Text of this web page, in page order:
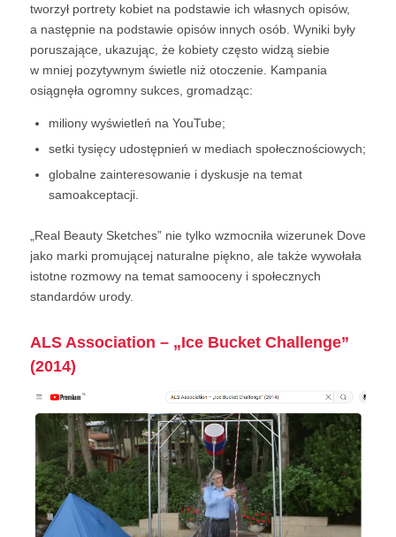
tworzył portrety kobiet na podstawie ich własnych opisów,
a następnie na podstawie opisów innych osób. Wyniki były
poruszające, ukazując, że kobiety często widzą siebie
w mniej pozytywnym świetle niż otoczenie. Kampania
osiągnęła ogromny sukces, gromadząc:
miliony wyświetleń na YouTube;
setki tysięcy udostępnień w mediach społecznościowych;
globalne zainteresowanie i dyskusje na temat
samoakceptacji.
„Real Beauty Sketches” nie tylko wzmocniła wizerunek Dove
jako marki promującej naturalne piękno, ale także wywołała
istotne rozmowy na temat samooceny i społecznych
standardów urody.
ALS Association – „Ice Bucket Challenge”
(2014)